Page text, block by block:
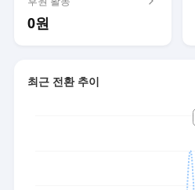
0원
최근 전환 추이